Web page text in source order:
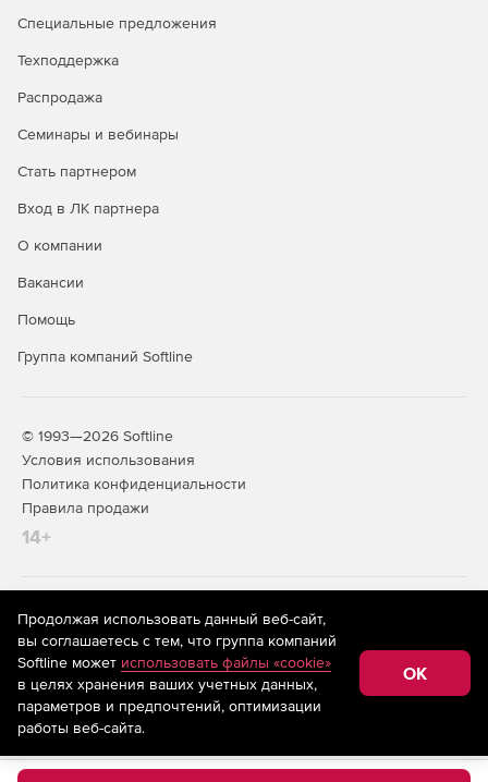
Специальные предложения
Техподдержка
Распродажа
Семинары и вебинары
Стать партнером
Вход в ЛК партнера
О компании
Вакансии
Помощь
Группа компаний Softline
© 1993—2026 Softline
Условия использования
Политика конфиденциальности
Правила продажи
14+
На информационном ресурсе store.softline.ru применяются
рекомендательные технологии
(информационные технологии
предоставления информации на основе сбора,
систематизации и анализа сведений, относящихся к
предпочтениям пользователей сети «Интернет»,
находящихся на территории Российской Федерации)
Продолжая использовать данный веб-сайт,
вы соглашаетесь с тем, что группа компаний
Softline может использовать файлы «cookie»
в целях хранения ваших учетных данных,
параметров и предпочтений, оптимизации
работы веб-сайта.
OK